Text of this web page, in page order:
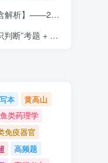
考冲刺必备神器！
题研学课，附精美讲义课件
本
黄高山
鱼类药理学
免疫器官
高频题